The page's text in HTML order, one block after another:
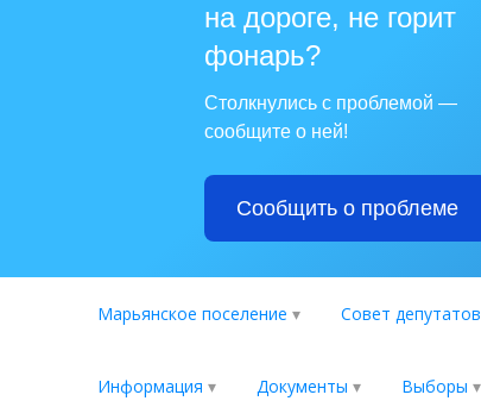
на дороге, не горит
фонарь?
Столкнулись с проблемой —
сообщите о ней!
Сообщить о проблеме
Марьянское поселение Совет депутатов
Информация Документы Выборы